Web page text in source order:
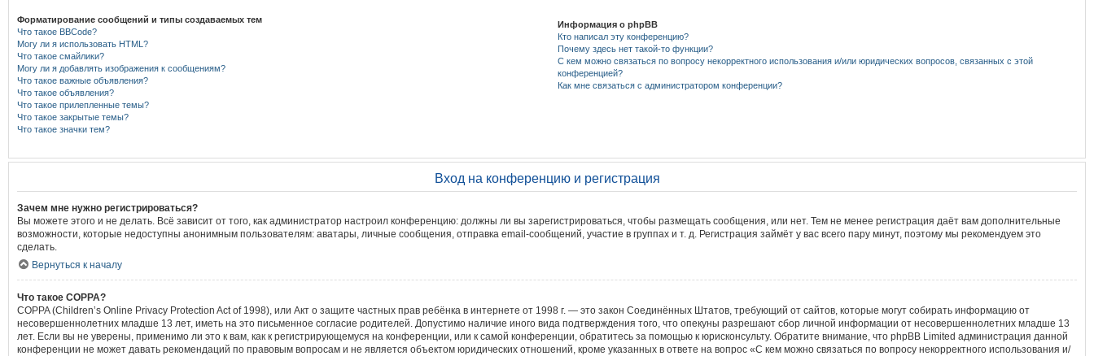
Форматирование сообщений и типы создаваемых тем
Что такое BBCode?
Могу ли я использовать HTML?
Что такое смайлики?
Могу ли я добавлять изображения к сообщениям?
Что такое важные объявления?
Что такое объявления?
Что такое прилепленные темы?
Что такое закрытые темы?
Что такое значки тем?
Информация о phpBB
Кто написал эту конференцию?
Почему здесь нет такой-то функции?
С кем можно связаться по вопросу некорректного использования и/или юридических вопросов, связанных с этой
конференцией?
Как мне связаться с администратором конференции?
Вход на конференцию и регистрация
Зачем мне нужно регистрироваться?
Вы можете этого и не делать. Всё зависит от того, как администратор настроил конференцию: должны ли вы зарегистрироваться, чтобы размещать сообщения, или нет. Тем не менее регистрация даёт вам дополнительные
возможности, которые недоступны анонимным пользователям: аватары, личные сообщения, отправка email-сообщений, участие в группах и т. д. Регистрация займёт у вас всего пару минут, поэтому мы рекомендуем это
сделать.
Вернуться к началу
Что такое COPPA?
COPPA (Children’s Online Privacy Protection Act of 1998), или Акт о защите частных прав ребёнка в интернете от 1998 г. — это закон Соединённых Штатов, требующий от сайтов, которые могут собирать информацию от
несовершеннолетних младше 13 лет, иметь на это письменное согласие родителей. Допустимо наличие иного вида подтверждения того, что опекуны разрешают сбор личной информации от несовершеннолетних младше 13
лет. Если вы не уверены, применимо ли это к вам, как к регистрирующемуся на конференции, или к самой конференции, обратитесь за помощью к юрисконсульту. Обратите внимание, что phpBB Limited администрация данной
конференции не может давать рекомендаций по правовым вопросам и не является объектом юридических отношений, кроме указанных в ответе на вопрос «С кем можно связаться по вопросу некорректного использования и/